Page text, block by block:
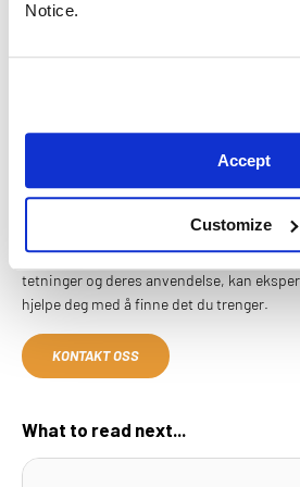
Notice.
Accept
Customize
TETNINGSLØSNINGER
FPE Seals tilbyr et bredt utvalg av
for alle dine industrielle behov. Hvis du
tetninger og deres anvendelse, kan
hjelpe deg med å finne det du trenger.
KONTAKT OSS
What to read next...